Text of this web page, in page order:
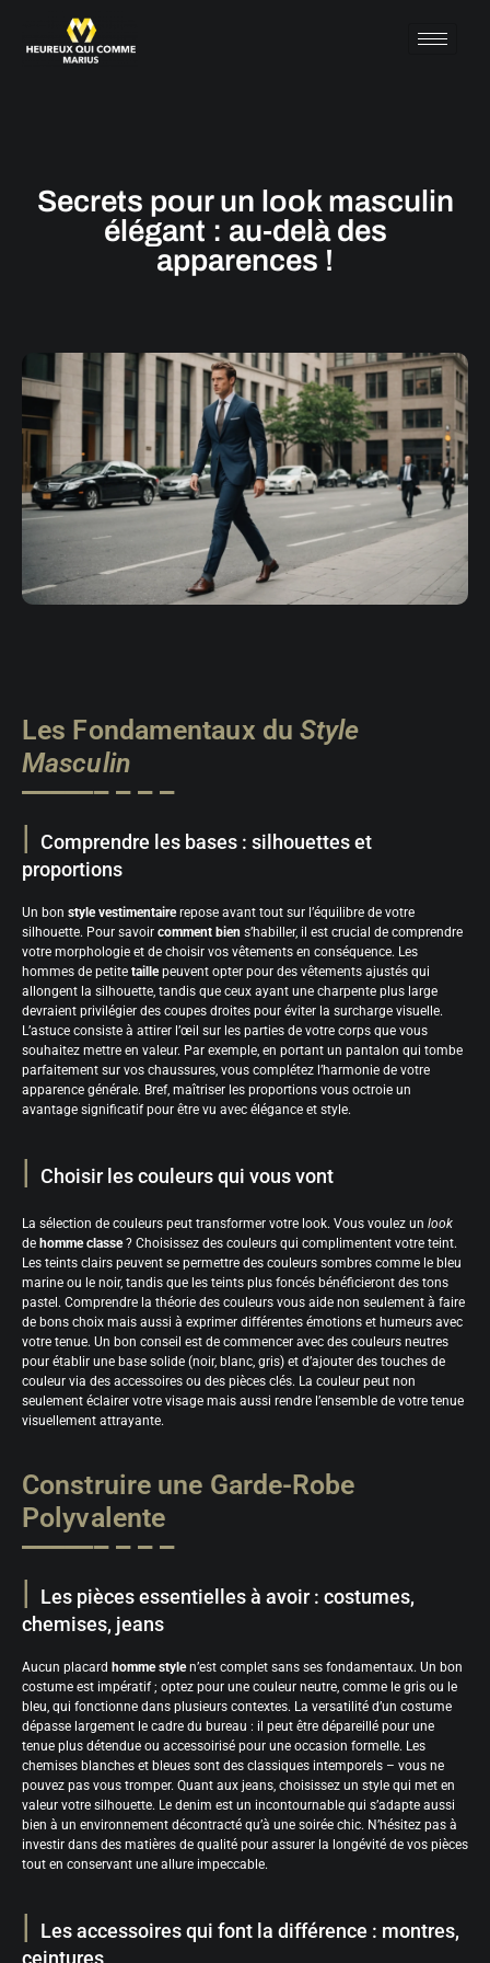
Secrets pour un look masculin
élégant : au-delà des
apparences !
Les Fondamentaux du Style
Masculin
Comprendre les bases : silhouettes et
proportions
Un bon style vestimentairerepose avant tout sur l’équilibre de votre
silhouette. Pour savoir comment bien s’habiller, il est crucial de comprendre
votre morphologie et de choisir vos vêtements en conséquence. Les
hommes de petite taillepeuvent opter pour des vêtements ajustés qui
allongent la silhouette, tandis que ceux ayant une charpente plus large
devraient privilégier des coupes droites pour éviter la surcharge visuelle.
L’astuce consiste à attirer l’œil sur les parties de votre corps que vous
souhaitez mettre en valeur. Par exemple, en portant un pantalon qui tombe
parfaitement sur vos chaussures, vous complétez l’harmonie de votre
apparence générale. Bref, maîtriser les proportions vous octroie un
avantage significatif pour être vu avec élégance et style.
Choisir les couleurs qui vous vont
La sélection de couleurs peut transformer votre look. Vous voulez un look
de homme classe? Choisissez des couleurs qui complimentent votre teint.
Les teints clairs peuvent se permettre des couleurs sombres comme le bleu
marine ou le noir, tandis que les teints plus foncés bénéficieront des tons
pastel. Comprendre la théorie des couleurs vous aide non seulement à faire
de bons choix mais aussi à exprimer différentes émotions et humeurs avec
votre tenue. Un bon conseil est de commencer avec des couleurs neutres
pour établir une base solide (noir, blanc, gris) et d’ajouter des touches de
couleur via des accessoires ou des pièces clés. La couleur peut non
seulement éclairer votre visage mais aussi rendre l’ensemble de votre tenue
visuellement attrayante.
Construire une Garde-Robe
Polyvalente
Les pièces essentielles à avoir : costumes,
chemises, jeans
Aucun placard homme stylen’est complet sans ses fondamentaux. Un bon
costume est impératif ; optez pour une couleur neutre, comme le gris ou le
bleu, qui fonctionne dans plusieurs contextes. La versatilité d’un costume
dépasse largement le cadre du bureau : il peut être dépareillé pour une
tenue plus détendue ou accessoirisé pour une occasion formelle. Les
chemises blanches et bleues sont des classiques intemporels – vous ne
pouvez pas vous tromper. Quant aux jeans, choisissez un style qui met en
valeur votre silhouette. Le denim est un incontournable qui s’adapte aussi
bien à un environnement décontracté qu’à une soirée chic. N’hésitez pas à
investir dans des matières de qualité pour assurer la longévité de vos pièces
tout en conservant une allure impeccable.
Les accessoires qui font la différence : montres,
ceintures